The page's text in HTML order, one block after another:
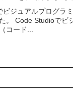
ジュアルプログラ
。 Code Studioでビ
コード...